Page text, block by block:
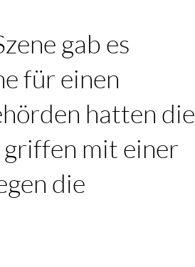
gab es
für einen
hatten die
mit einer
die